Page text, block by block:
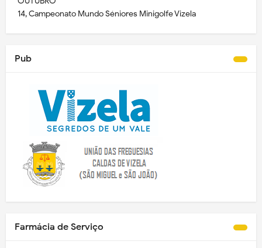
14, Campeonato Mundo Séniores Minigolfe Vizela
Pub
Farmácia de Serviço